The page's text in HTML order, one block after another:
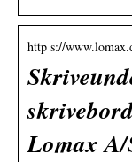
http s://
Lomax A/